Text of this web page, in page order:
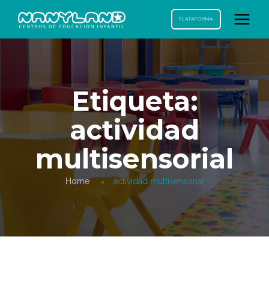
PLATAFORMA
Etiqueta:
actividad
multisensorial
Home actividad multisensorial